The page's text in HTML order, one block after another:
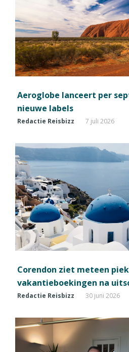
Aeroglobe lanceert per
nieuwe labels
Redactie Reisbizz 7 juli 2026
Corendon ziet meteen
vakantieboekingen na
Redactie Reisbizz 30 juni 2026